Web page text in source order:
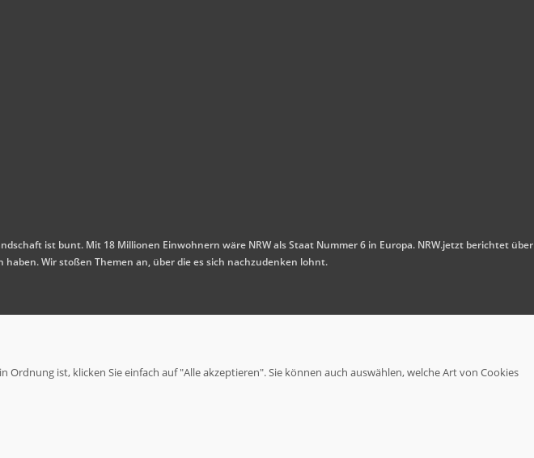
ist bunt. Mit 18 Millionen Einwohnern wäre NRW als Staat Nummer 6 in Europa. NRW.jetzt berichtet über
Wir stoßen Themen an, über die es sich nachzudenken lohnt.
ist, klicken Sie einfach auf "Alle akzeptieren". Sie können auch auswählen, welche Art von Cookies